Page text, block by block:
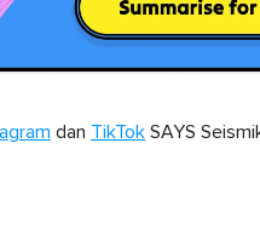
dan TikTok SAYS